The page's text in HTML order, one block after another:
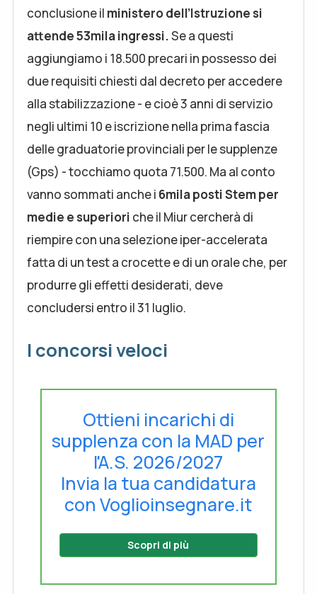
conclusione il ministero dell’Istruzione si
attende 53mila ingressi.Se a questi
aggiungiamo i 18.500 precari in possesso dei
due requisiti chiesti dal decreto per accedere
alla stabilizzazione - e cioè 3 anni di servizio
negli ultimi 10 e iscrizione nella prima fascia
delle graduatorie provinciali per le supplenze
(Gps) - tocchiamo quota 71.500. Ma al conto
vanno sommati anche i 6mila posti Stem per
medie e superiori che il Miur cercherà di
riempire con una selezione iper-accelerata
fatta di un test a crocette e di un orale che, per
produrre gli effetti desiderati, deve
concludersi entro il 31 luglio.
I concorsi veloci
Ottieni incarichi di
supplenza con la MAD per
l'A.S. 2026/2027
Invia la tua candidatura
con Voglioinsegnare.it
Scopri di più